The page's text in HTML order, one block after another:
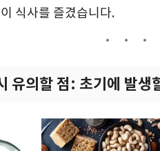
식사를 즐겼습니다.
유의할 점: 초기에 발생